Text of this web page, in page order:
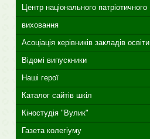
Центр національного патріотичного
виховання
Асоціація керівників закладів освіти
Відомі випускники
Наші герої
Каталог сайтів шкіл
Кіностудія "Вулик"
Газета колегіуму